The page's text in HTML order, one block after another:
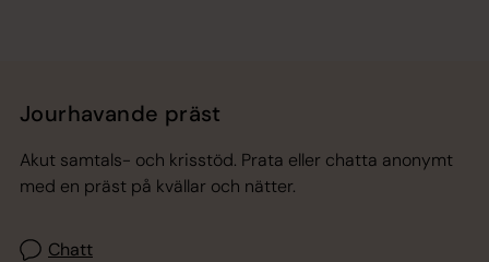
Jourhavande präst
Akut samtals- och krisstöd. Prata eller chatta anonymt
med en präst på kvällar och nätter.
Chatt